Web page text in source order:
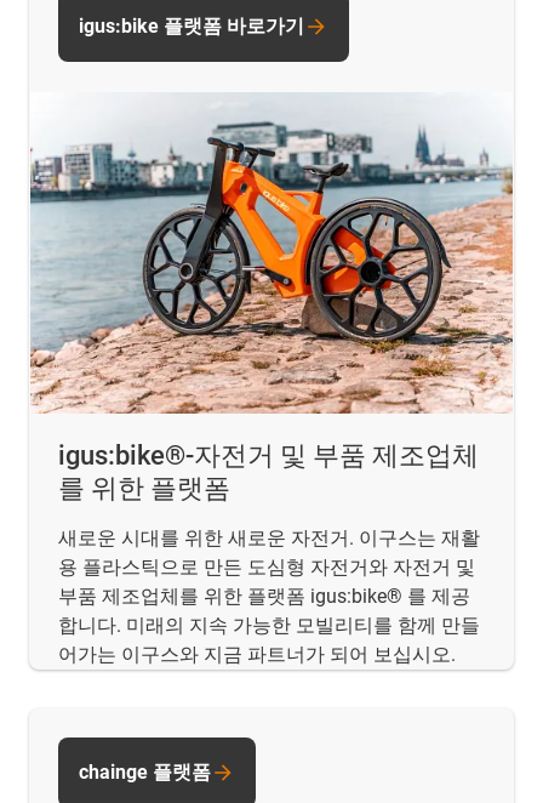
igus:bike®-자전거 및 부품 제조업체
를 위한 플랫폼
새로운 시대를 위한 새로운 자전거. 이구스는 재활
용 플라스틱으로 만든 도심형 자전거와 자전거 및
부품 제조업체를 위한 플랫폼 igus:bike® 를 제공
합니다. 미래의 지속 가능한 모빌리티를 함께 만들
어가는 이구스와 지금 파트너가 되어 보십시오.
igus:bike 플랫폼 바로가기
chainge 플랫폼